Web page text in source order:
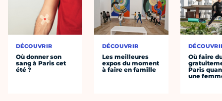
DÉCOUVRIR
Où donner son
sang à Paris cet
été ?
DÉCOUVRIR
Les meilleures
expos du moment
à faire en famille
Où faire
Paris
une